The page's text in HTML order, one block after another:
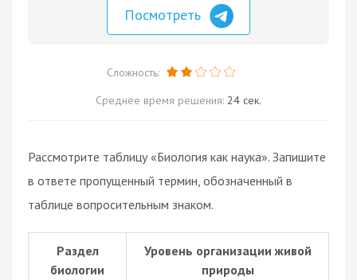
Посмотреть
Сложность:
Среднее время решения: 24 сек.
Рассмотрите таблицу «Биология как наука». Запишите
в ответе пропущенный термин, обозначенный в
таблице вопросительным знаком.
Раздел
биологии
Уровень организации живой
природы